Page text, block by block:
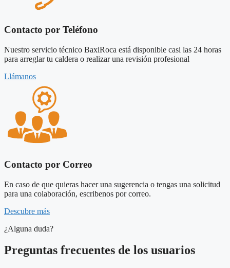
Contacto por Teléfono
Nuestro servicio técnico BaxiRoca está disponible casi las 24 horas
para arreglar tu caldera o realizar una revisión profesional
Llámanos
Contacto por Correo
En caso de que quieras hacer una sugerencia o tengas una solicitud
para una colaboración, escribenos por correo.
Descubre más
¿Alguna duda?
Preguntas frecuentes de los usuarios